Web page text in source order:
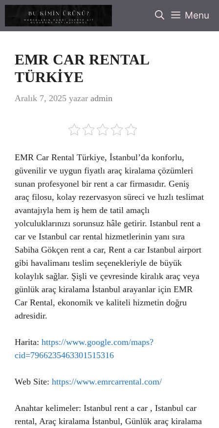
İçeriğe
Menu
EMR CAR RENTAL
TÜRKİYE
Aralık 7, 2025 yazar admin
EMR Car Rental Türkiye, İstanbul’da konforlu,
güvenilir ve uygun fiyatlı araç kiralama çözümleri
sunan profesyonel bir rent a car firmasıdır. Geniş
araç filosu, kolay rezervasyon süreci ve hızlı teslimat
avantajıyla hem iş hem de tatil amaçlı
yolculuklarınızı sorunsuz hâle getirir. Istanbul rent a
car ve Istanbul car rental hizmetlerinin yanı sıra
Sabiha Gökçen rent a car, Rent a car Istanbul airport
gibi havalimanı teslim seçenekleriyle de büyük
kolaylık sağlar. Şişli ve çevresinde kiralık araç veya
günlük araç kiralama İstanbul arayanlar için EMR
Car Rental, ekonomik ve kaliteli hizmetin doğru
adresidir.
Harita: https://www.google.com/maps?
cid=7966235463301515316
Web Site: https://www.emrcarrental.com/
Anahtar kelimeler: Istanbul rent a car , Istanbul car
rental, Araç kiralama İstanbul, Günlük araç kiralama